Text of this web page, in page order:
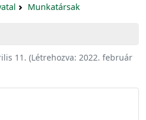
Munkatársak
11. (Létrehozva: 2022. február